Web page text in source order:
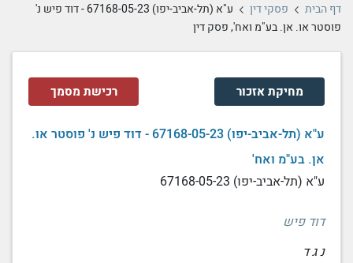
דף הבית פסקי דין
ע"א (תל-אביב-יפו) 67168-05-23 - דוד פיש נ'
פוסטר או. אן. בע"מ ואח', פסק דין
מחיקת אזכור רכישת מסמך
ע"א (תל-אביב-יפו) 67168-05-23 - דוד פיש נ' פוסטר או.
אן. בע"מ ואח'
ע"א (תל-אביב-יפו) 67168-05-23
דוד פיש
נ ג ד